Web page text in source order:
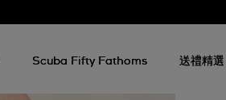
Scuba Fifty Fathoms 送禮精選